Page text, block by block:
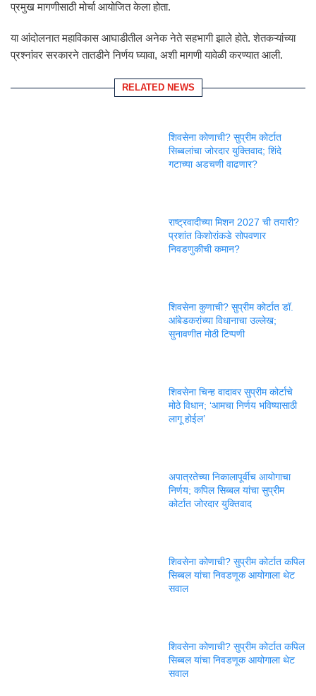
प्रमुख मागणीसाठी मोर्चा आयोजित केला होता.
या आंदोलनात महाविकास आघाडीतील अनेक नेते सहभागी झाले होते. शेतकऱ्यांच्या
प्रश्नांवर सरकारने तातडीने निर्णय घ्यावा, अशी मागणी यावेळी करण्यात आली.
RELATED NEWS
शिवसेना कोणाची? सुप्रीम कोर्टात
सिब्बलांचा जोरदार युक्तिवाद; शिंदे
गटाच्या अडचणी वाढणार?
राष्ट्रवादीच्या मिशन 2027 ची तयारी?
प्रशांत किशोरांकडे सोपवणार
निवडणुकीची कमान?
शिवसेना कुणाची? सुप्रीम कोर्टात डॉ.
आंबेडकरांच्या विधानाचा उल्लेख;
सुनावणीत मोठी टिप्पणी
शिवसेना चिन्ह वादावर सुप्रीम कोर्टाचे
मोठे विधान; ‘आमचा निर्णय भविष्यासाठी
लागू होईल’
अपात्रतेच्या निकालापूर्वीच आयोगाचा
निर्णय; कपिल सिब्बल यांचा सुप्रीम
कोर्टात जोरदार युक्तिवाद
शिवसेना कोणाची? सुप्रीम कोर्टात कपिल
सिब्बल यांचा निवडणूक आयोगाला थेट
सवाल
शिवसेना कोणाची? सुप्रीम कोर्टात कपिल
सिब्बल यांचा निवडणूक आयोगाला थेट
सवाल